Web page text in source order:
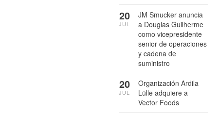
JM Smucker anuncia
a Douglas Guilherme
como vicepresidente
senior de operaciones
y cadena de
suministro
20
JUL
Organización Ardila
Lülle adquiere a
Vector Foods
20
JUL